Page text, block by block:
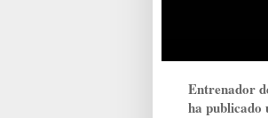
Entrenador
ha publicado